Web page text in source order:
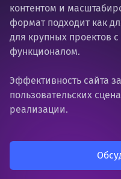
контентом и
формат подходит как
для крупных проектов
функционалом.
Эффективность сайта
пользовательских
реализации.